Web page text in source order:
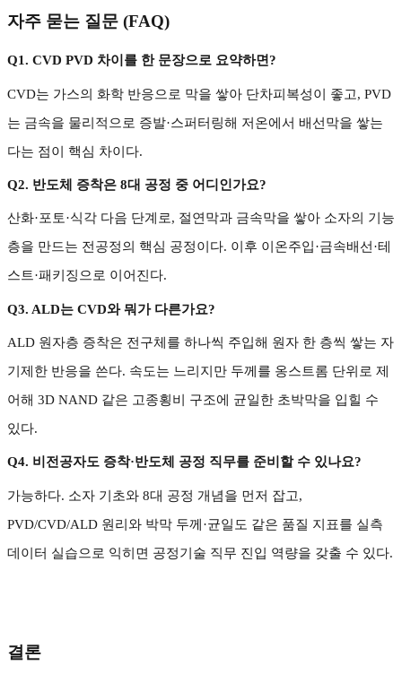
자주 묻는 질문 (FAQ)
Q1. CVD PVD 차이를 한 문장으로 요약하면?
CVD는 가스의 화학 반응으로 막을 쌓아 단차피복성이 좋고, PVD
는 금속을 물리적으로 증발·스퍼터링해 저온에서 배선막을 쌓는
다는 점이 핵심 차이다.
Q2. 반도체 증착은 8대 공정 중 어디인가요?
산화·포토·식각 다음 단계로, 절연막과 금속막을 쌓아 소자의 기능
층을 만드는 전공정의 핵심 공정이다. 이후 이온주입·금속배선·테
스트·패키징으로 이어진다.
Q3. ALD는 CVD와 뭐가 다른가요?
ALD 원자층 증착은 전구체를 하나씩 주입해 원자 한 층씩 쌓는 자
기제한 반응을 쓴다. 속도는 느리지만 두께를 옹스트롬 단위로 제
어해 3D NAND 같은 고종횡비 구조에 균일한 초박막을 입힐 수
있다.
Q4. 비전공자도 증착·반도체 공정 직무를 준비할 수 있나요?
가능하다. 소자 기초와 8대 공정 개념을 먼저 잡고,
PVD/CVD/ALD 원리와 박막 두께·균일도 같은 품질 지표를 실측
데이터 실습으로 익히면 공정기술 직무 진입 역량을 갖출 수 있다.
결론